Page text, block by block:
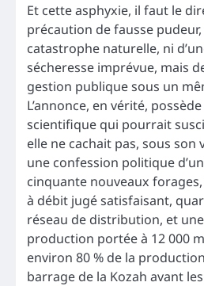
Et cette asphyxie, il faut le
précaution de fausse pudeur,
catastrophe naturelle, ni
sécheresse imprévue, mais
gestion publique sous un
L’annonce, en vérité,
scientifique qui pourrait
elle ne cachait pas, sous son
une confession politique
cinquante nouveaux
à débit jugé satisfaisant,
réseau de distribution, et
production portée à 12 000
environ 80 % de la
barrage de la Kozah avant